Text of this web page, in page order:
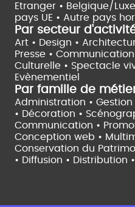
Etranger • Belgique/
pays UE • Autre pays
Par secteur
Art • Design •
Presse • Communication
Culturelle • Spectacle
Evènementiel
Par famille de
Administration • Gestion
• Décoration •
Communication •
Conception web •
Conservation du
• Diffusion • Distribution